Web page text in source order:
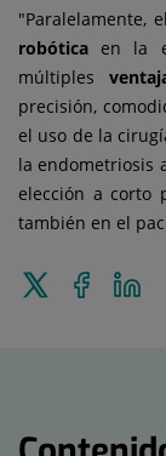
"Paralelamente,
robótica en la
múltiples
precisión,
el uso de la
la endometriosis
elección a corto
también en el
Enviar
Compartir